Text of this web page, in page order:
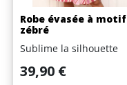
Robe évasée à motif
zébré
Sublime la silhouette
Prix
39,90 €